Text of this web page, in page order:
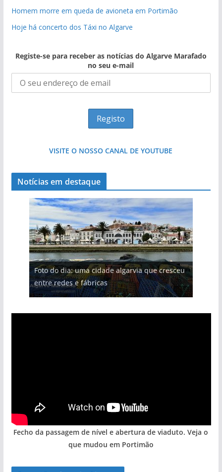
Homem morre em queda de avioneta em Portimão
Hoje há concerto dos Táxi no Algarve
Registe-se para receber as notícias do Algarve Marafado
no seu e-mail
VISITE O NOSSO CANAL DE YOUTUBE
Notícias em destaque
Tempestades roubam areia de praias e põem
arribas em risco no Algarve (com vídeo)
Projeto milionário: investimento de 108
milhões de euros na construção de dois
hotéis (com vídeo)
Foto do dia: uma cidade algarvia que cresceu
entre redes e fábricas
Tapas do mar a 3 euros cada. Nova rota
gastronómica nasce no Algarve
Milagre da água. Fontes emblemáticas do
Algarve voltam a ter vida (com vídeo)
Fecho da passagem de nível e abertura de viaduto. Veja o
que mudou em Portimão